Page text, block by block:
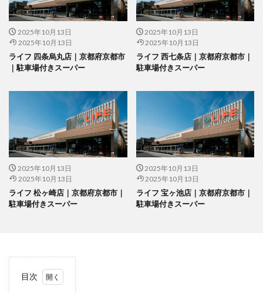
2025年10月13日
2025年10月13日
ライフ 四条烏丸店｜京都府京都市
｜駐車場付きスーパー
2025年10月13日
2025年10月13日
ライフ 西七条店｜京都府京都市｜
駐車場付きスーパー
2025年10月13日
2025年10月13日
ライフ 松ヶ崎店｜京都府京都市｜
駐車場付きスーパー
2025年10月13日
2025年10月13日
ライフ 宝ヶ池店｜京都府京都市｜
駐車場付きスーパー
目次